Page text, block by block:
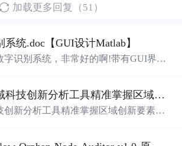
加载更多回复（51）
统.doc【GUI设计Matlab】
字识别系统，非常好的啊!带有GUI界
户界面（GUI），非常容易使用。你只
入系统，它将立即给出准确的识别结
如何通过区域科技创新分析工具精准掌握区域创新要素分布与产业链融合现状？.docx
创新分析工具精准掌握区域创新要素分